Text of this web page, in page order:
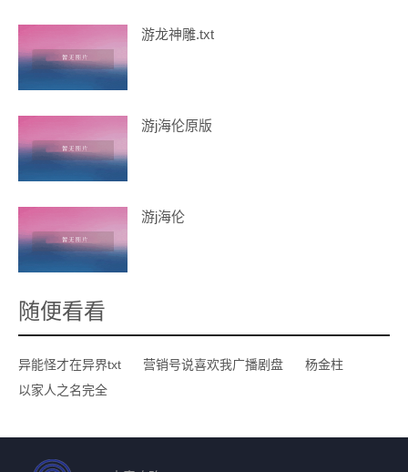
游龙神雕.txt
游j海伦原版
游j海伦
随便看看
异能怪才在异界txt 营销号说喜欢我广播剧盘
杨金柱
以家人之名完全